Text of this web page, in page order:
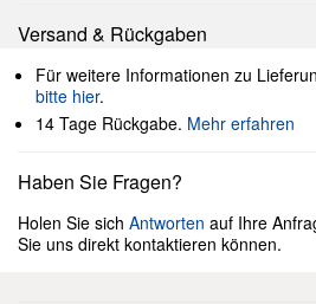
Versand & Rückgaben
Für weitere Informationen zu
bitte hier.
14 Tage Rückgabe. Mehr erfahren
Haben Sie Fragen?
Holen Sie sich Antworten auf Ihre
Sie uns direkt kontaktieren können.